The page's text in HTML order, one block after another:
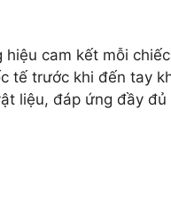
cam kết mỗi chiếc
tế trước khi đến tay
liệu, đáp ứng đầy